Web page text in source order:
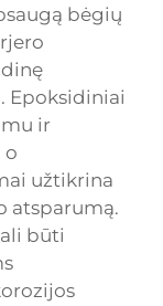
bėgių
Epoksidiniai
ir
o
užtikrina
atsparumą.
būti